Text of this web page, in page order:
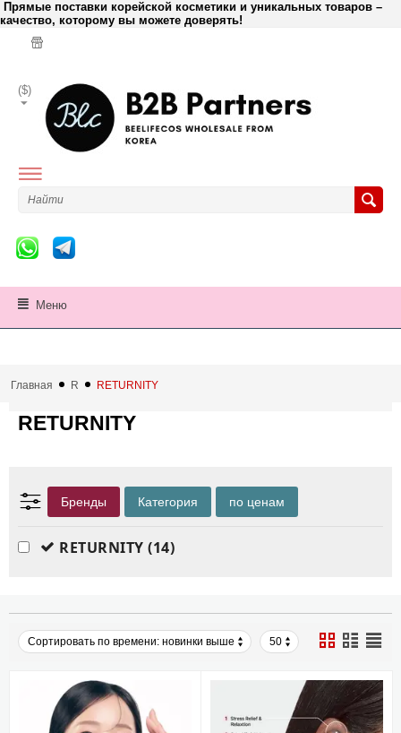
Прямые поставки корейской косметики и уникальных товаров –
качество, которому вы можете доверять!
($)
Меню
Главная R RETURNITY
RETURNITY
Бренды Категория по ценам
RETURNITY(14)
Сортировать по времени: новинки выше 50